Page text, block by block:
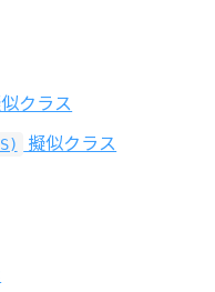
クラス
擬似クラス